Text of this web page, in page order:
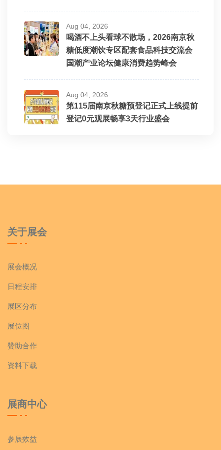
Aug 04, 2026
喝酒不上头看球不散场，2026南京秋
糖低度潮饮专区配套食品科技交流会
国潮产业论坛健康消费趋势峰会
Aug 04, 2026
第115届南京秋糖预登记正式上线提前
登记0元观展畅享3天行业盛会
关于展会
展会概况
日程安排
展区分布
展位图
赞助合作
资料下载
展商中心
参展效益